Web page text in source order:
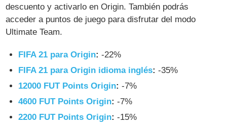
descuento y activarlo en Origin. También podrás
acceder a puntos de juego para disfrutar del modo
Ultimate Team.
FIFA 21 para Origin: -22%
FIFA 21 para Origin idioma inglés: -35%
12000 FUT Points Origin: -7%
4600 FUT Points Origin: -7%
2200 FUT Points Origin: -15%